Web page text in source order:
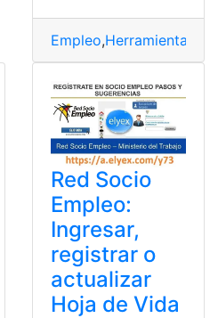
Empleo,Herramientas
Red Socio
Empleo:
Ingresar,
registrar o
actualizar
Hoja de Vida